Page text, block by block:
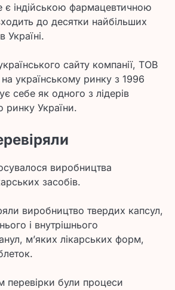
є індійською фармацевтичною
до десятки найбільших
Україні.
сайту компанії, ТОВ
українському ринку з 1996
себе як одного з лідерів
ринку України.
виробництва
засобів.
виробництво твердих капсул,
і внутрішнього
м’яких лікарських форм,
перевірки були процеси